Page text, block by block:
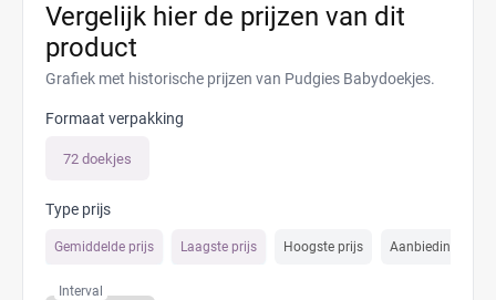
Vergelijk hier de prijzen van dit
product
Grafiek met historische prijzen van Pudgies Babydoekjes.
Formaat verpakking
72 doekjes
Type prijs
Gemiddelde prijs Laagste prijs Hoogste prijs Aanbiedings prijs
Interval